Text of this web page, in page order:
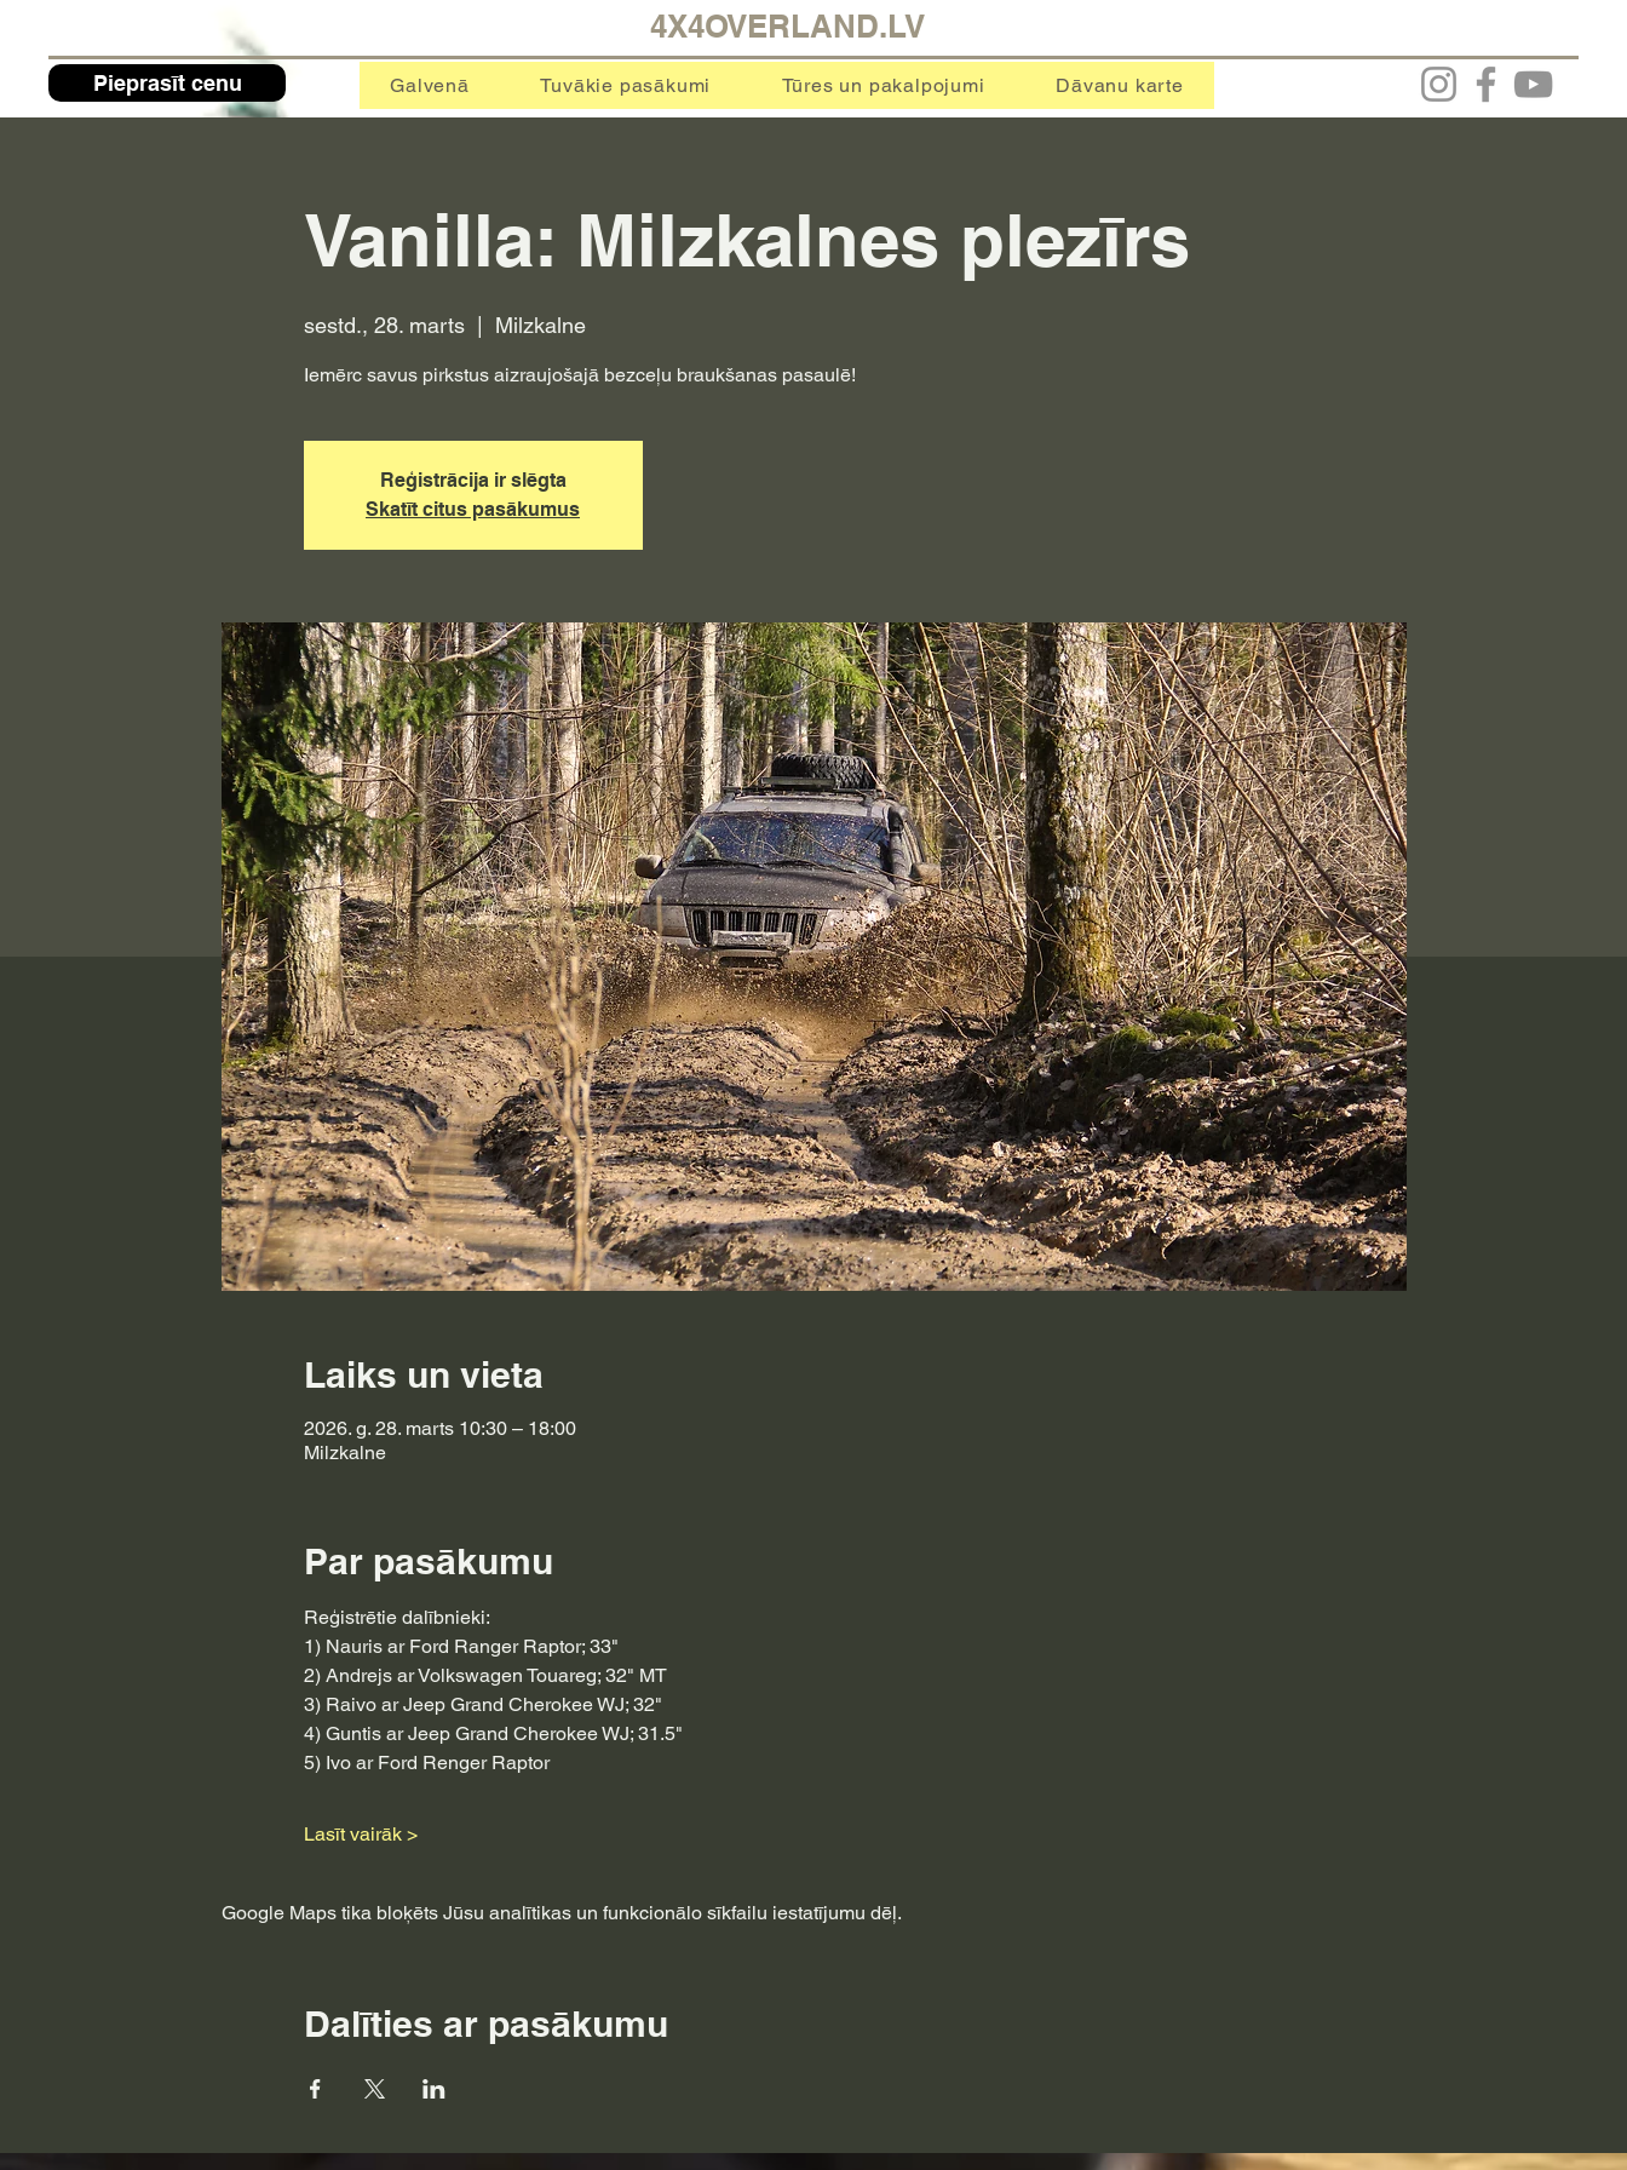
Pieprasīt cenu
4X4OVERLAND.LV
Galvenā Tuvākie pasākumi Tūres un pakalpojumi Dāvanu karte
Vanilla: Milzkalnes plezīrs
sestd., 28. marts
  |
Milzkalne
Iemērc savus pirkstus aizraujošajā bezceļu braukšanas pasaulē!
Reģistrācija ir slēgta
Skatīt citus pasākumus
Laiks un vieta
2026. g. 28. marts 10:30 – 18:00
Milzkalne
Par pasākumu
Reģistrētie dalībnieki:
1) Nauris ar Ford Ranger Raptor; 33"
2) Andrejs ar Volkswagen Touareg; 32" MT
3) Raivo ar Jeep Grand Cherokee WJ; 32"
4) Guntis ar Jeep Grand Cherokee WJ; 31.5"
5) Ivo ar Ford Renger Raptor
Lasīt vairāk >
Google Maps tika bloķēts Jūsu analītikas un funkcionālo sīkfailu iestatījumu dēļ.
Dalīties ar pasākumu